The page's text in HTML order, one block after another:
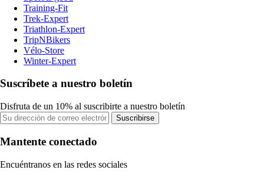
Training-Fit
Trek-Expert
Triathlon-Expert
TripNBikers
Vélo-Store
Winter-Expert
Suscríbete a nuestro boletín
Disfruta de un 10% al suscribirte a nuestro boletín
Suscribirse
Mantente conectado
Encuéntranos en las redes sociales